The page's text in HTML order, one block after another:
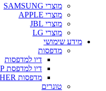
מוצרי SAMSUNG
מוצרי APPLE
מוצרי JBL
מוצרי LG
מידע שימושי
מדפסות
דיו למדפסות
דיו למדפסת HP
מדפסות BROTHER
טונרים